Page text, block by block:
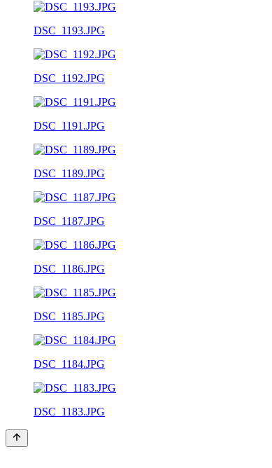
DSC_1193.JPG
DSC_1192.JPG
DSC_1191.JPG
DSC_1189.JPG
DSC_1187.JPG
DSC_1186.JPG
DSC_1185.JPG
DSC_1184.JPG
DSC_1183.JPG